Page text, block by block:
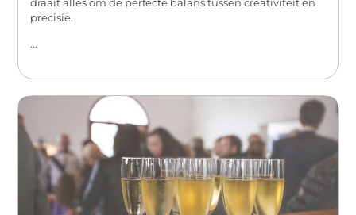
precisie.
...